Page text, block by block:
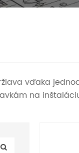
vďaka
na